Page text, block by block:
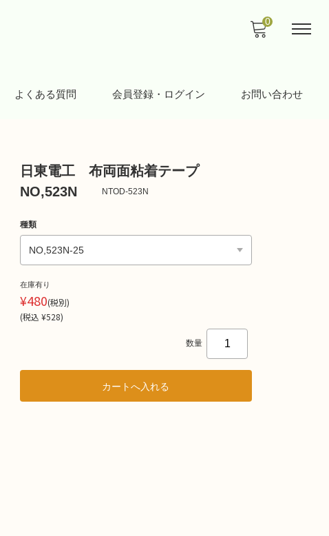
よくある質問 会員登録・ログイン お問い合わせ
0
日東電工 布両面粘着テープ
NO,523N
NTOD-523N
種類
在庫有り
¥480(税別)
(税込 ¥528)
数量